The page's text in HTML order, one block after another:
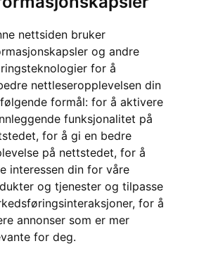
nettsiden bruker
og andre
for å
nettleseropplevelsen din
formål: for å aktivere
funksjonalitet på
, for å gi en bedre
på nettstedet, for å
interessen din for våre
og tjenester og tilpasse
, for å
annonser som er mer
for deg.
Kapsch
2 minutter
Pfau Kapsch
nyhetsbrevet